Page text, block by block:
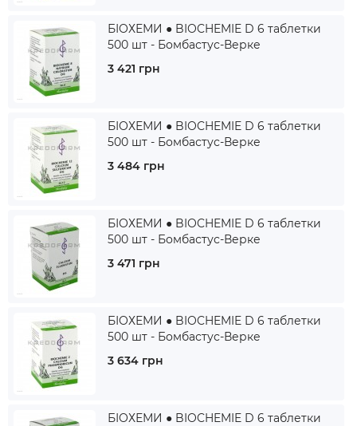
БІОХЕМИ ● BIOCHEMIE D 6 таблетки
500 шт - Бомбастус-Верке
3 421 грн
БІОХЕМИ ● BIOCHEMIE D 6 таблетки
500 шт - Бомбастус-Верке
3 484 грн
БІОХЕМИ ● BIOCHEMIE D 6 таблетки
500 шт - Бомбастус-Верке
3 471 грн
БІОХЕМИ ● BIOCHEMIE D 6 таблетки
500 шт - Бомбастус-Верке
3 634 грн
БІОХЕМИ ● BIOCHEMIE D 6 таблетки